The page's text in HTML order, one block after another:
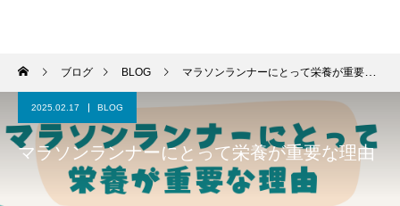
ブログ BLOG マラソンランナーにとって栄養が重要な理由
2025.02.17 BLOG
マラソンランナーにとって栄養が重要な理由